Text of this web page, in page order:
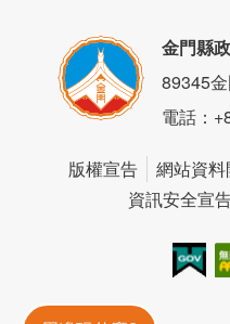
金門縣
89345
電話：
版權宣告 網站資
資訊安全宣